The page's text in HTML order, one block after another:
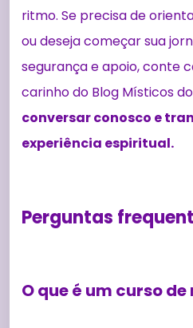
ritmo. Se precisa de
ou deseja começar sua
segurança e apoio, conte
carinho do Blog Místicos
conversar conosco e
experiência espiritual.
Perguntas
O que é um curso